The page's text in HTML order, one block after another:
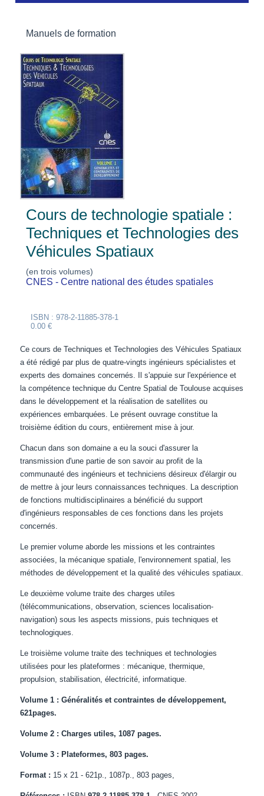
Manuels de formation
Cours de technologie spatiale :
Techniques et Technologies des
Véhicules Spatiaux
(en trois volumes)
CNES - Centre national des études spatiales
ISBN : 978-2-11885-378-1
0.00 €
Ce cours de Techniques et Technologies des Véhicules Spatiaux
a été rédigé par plus de quatre-vingts ingénieurs spécialistes et
experts des domaines concernés. Il s'appuie sur l'expérience et
la compétence technique du Centre Spatial de Toulouse acquises
dans le développement et la réalisation de satellites ou
expériences embarquées. Le présent ouvrage constitue la
troisième édition du cours, entièrement mise à jour.
Chacun dans son domaine a eu la souci d'assurer la
transmission d'une partie de son savoir au profit de la
communauté des ingénieurs et techniciens désireux d'élargir ou
de mettre à jour leurs connaissances techniques. La description
de fonctions multidisciplinaires a bénéficié du support
d'ingénieurs responsables de ces fonctions dans les projets
concernés.
Le premier volume aborde les missions et les contraintes
associées, la mécanique spatiale, l'environnement spatial, les
méthodes de développement et la qualité des véhicules spatiaux.
Le deuxième volume traite des charges utiles
(télécommunications, observation, sciences localisation-
navigation) sous les aspects missions, puis techniques et
technologiques.
Le troisième volume traite des techniques et technologies
utilisées pour les plateformes : mécanique, thermique,
propulsion, stabilisation, électricité, informatique.
Volume 1 : Généralités et contraintes de développement,
621pages.
Volume 2 : Charges utiles, 1087 pages.
Volume 3 : Plateformes, 803 pages.
Format : 15 x 21 - 621p., 1087p., 803 pages,